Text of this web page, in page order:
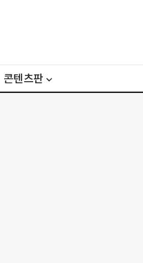
콘텐츠판